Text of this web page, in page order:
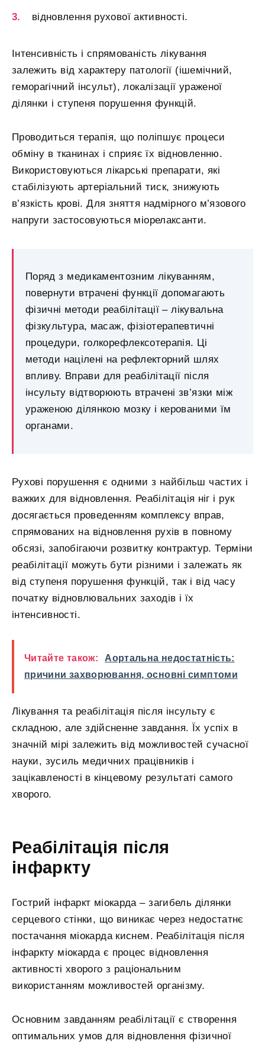
відновлення рухової активності.
Інтенсивність і спрямованість лікування
залежить від характеру патології (ішемічний,
геморагічний інсульт), локалізації ураженої
ділянки і ступеня порушення функцій.
Проводиться терапія, що поліпшує процеси
обміну в тканинах і сприяє їх відновленню.
Використовуються лікарські препарати, які
стабілізують артеріальний тиск, знижують
в’язкість крові. Для зняття надмірного м’язового
напруги застосовуються міорелаксанти.
Поряд з медикаментозним лікуванням,
повернути втрачені функції допомагають
фізичні методи реабілітації – лікувальна
фізкультура, масаж, фізіотерапевтичні
процедури, голкорефлексотерапія. Ці
методи націлені на рефлекторний шлях
впливу. Вправи для реабілітації після
інсульту відтворюють втрачені зв’язки між
ураженою ділянкою мозку і керованими їм
органами.
Рухові порушення є одними з найбільш частих і
важких для відновлення. Реабілітація ніг і рук
досягається проведенням комплексу вправ,
спрямованих на відновлення рухів в повному
обсязі, запобігаючи розвитку контрактур. Терміни
реабілітації можуть бути різними і залежать як
від ступеня порушення функцій, так і від часу
початку відновлювальних заходів і їх
інтенсивності.
Читайте також:
Аортальна недостатність:
причини захворювання, основні симптоми
Лікування та реабілітація після інсульту є
складною, але здійсненне завдання. Їх успіх в
значній мірі залежить від можливостей сучасної
науки, зусиль медичних працівників і
зацікавленості в кінцевому результаті самого
хворого.
Реабілітація після
інфаркту
Гострий інфаркт міокарда – загибель ділянки
серцевого стінки, що виникає через недостатнє
постачання міокарда киснем. Реабілітація після
інфаркту міокарда є процес відновлення
активності хворого з раціональним
використанням можливостей організму.
Основним завданням реабілітації є створення
оптимальних умов для відновлення фізичної